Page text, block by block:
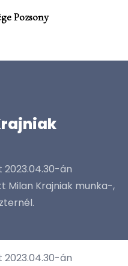
Pozsony
2023.04.30-án
Krajniak munka-,
2023.04.30-án